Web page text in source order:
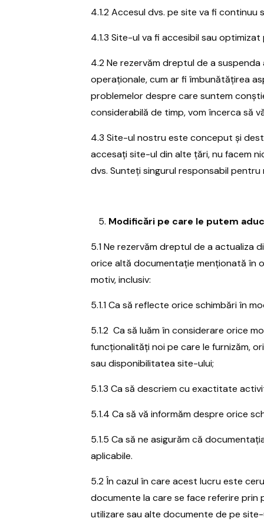
4.1.2 Accesul dvs. pe site va fi continuu
4.1.3 Site-ul va fi accesibil sau
4.2 Ne rezervăm dreptul de a
operaționale, cum ar fi îmbunătățirea
problemelor despre care suntem
considerabilă de timp, vom încerca să
4.3 Site-ul nostru este conceput și
accesați site-ul din alte țări, nu facem
dvs. Sunteți singurul responsabil
Modificări pe care le putem
5.1 Ne rezervăm dreptul de a
orice altă documentație menționată în
motiv, inclusiv:
5.1.1 Ca să reflecte orice schimbări în
5.1.2 Ca să luăm în considerare orice
funcționalități noi pe care le furnizăm,
sau disponibilitatea site-ului;
5.1.3 Ca să descriem cu exactitate
5.1.4 Ca să vă informăm despre orice
5.1.5 Ca să ne asigurăm că
aplicabile.
5.2 În cazul în care acest lucru este
documente la care se face referire prin
utilizare sau alte documente de pe